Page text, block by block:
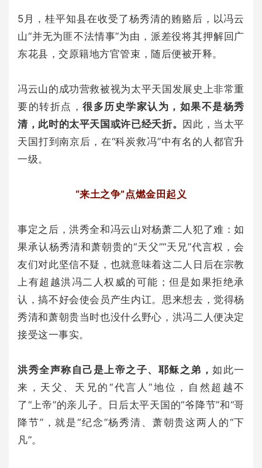
5月，桂平知县在收受了杨秀清的贿赂后，以冯云
山“并无为匪不法情事”为由，派差役将其押解回广
东花县，交原籍地方官管束，随后便被开释。
冯云山的成功营救被视为太平天国发展史上非常重
要的转折点，很多历史学家认为，如果不是杨秀
清，此时的太平天国或许已经夭折。 因此，当太平
天国打到南京后，在“科炭救冯”中有名的人都官升
一级。
“来土之争”点燃金田起义
事定之后，洪秀全和冯云山对杨萧二人犯了难：如
果承认杨秀清和萧朝贵的“天父”“天兄”代言权，会
友们对此坚信不疑，也就意味着这二人日后在宗教
上有超越洪冯二人权威的可能；但是如果拒绝承
认，搞不好会使会员产生内讧。思来想去，觉得杨
秀清和萧朝贵当时也没什么野心，洪冯二人便决定
接受这一事实。
洪秀全声称自己是上帝之子、耶稣之弟，如此一
来，天父、天兄的“代言人”地位，自然超越不
了“上帝”的亲儿子。日后太平天国的“爷降节”和“哥
降节”，就是“纪念”杨秀清、萧朝贵这两人的“下
凡”。